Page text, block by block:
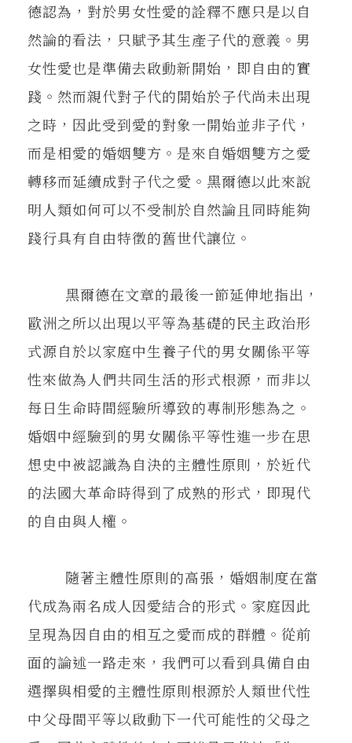
德認為，對於男女性愛的詮釋不應只是以自
然論的看法，只賦予其生產子代的意義。男
女性愛也是準備去啟動新開始，即自由的實
踐。然而親代對子代的開始於子代尚未出現
之時，因此受到愛的對象一開始並非子代，
而是相愛的婚姻雙方。是來自婚姻雙方之愛
轉移而延續成對子代之愛。黑爾德以此來說
明人類如何可以不受制於自然論且同時能夠
踐行具有自由特徵的舊世代讓位。
黑爾德在文章的最後一節延伸地指出，
歐洲之所以出現以平等為基礎的民主政治形
式源自於以家庭中生養子代的男女關係平等
性來做為人們共同生活的形式根源，而非以
每日生命時間經驗所導致的專制形態為之。
婚姻中經驗到的男女關係平等性進一步在思
想史中被認識為自決的主體性原則，於近代
的法國大革命時得到了成熟的形式，即現代
的自由與人權。
隨著主體性原則的高張，婚姻制度在當
代成為兩名成人因愛結合的形式。家庭因此
呈現為因自由的相互之愛而成的群體。從前
面的論述一路走來，我們可以看到具備自由
選擇與相愛的主體性原則根源於人類世代性
中父母間平等以啟動下一代可能性的父母之